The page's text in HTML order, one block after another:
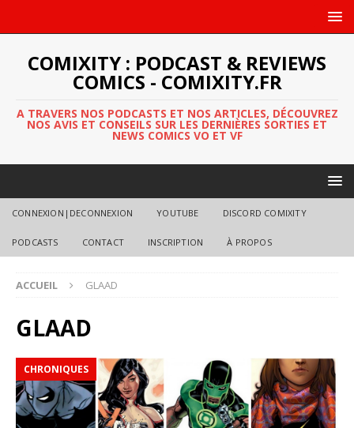
COMIXITY : PODCAST & REVIEWS
COMICS - COMIXITY.FR
A TRAVERS NOS PODCASTS ET NOS ARTICLES, DÉCOUVREZ
NOS AVIS ET CONSEILS SUR LES DERNIÈRES SORTIES ET
NEWS COMICS VO ET VF
CONNEXION|DECONNEXION YOUTUBE DISCORD COMIXITY
PODCASTS CONTACT INSCRIPTION À PROPOS
ACCUEIL GLAAD
GLAAD
CHRONIQUES